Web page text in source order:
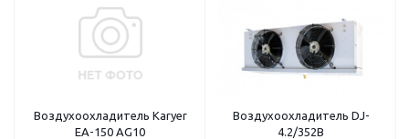
Воздухоохладитель Karyer
EA-150 AG10
Воздухоохладитель DJ-
4.2/352В